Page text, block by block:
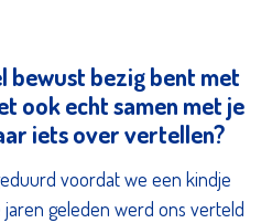
bewust bezig bent met
ook echt samen met je
iets over vertellen?
voordat we een kindje
geleden werd ons verteld